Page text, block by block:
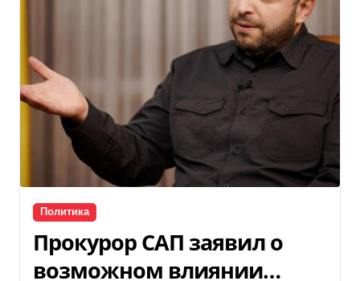
Политика
Прокурор САП заявил о
возможном влиянии